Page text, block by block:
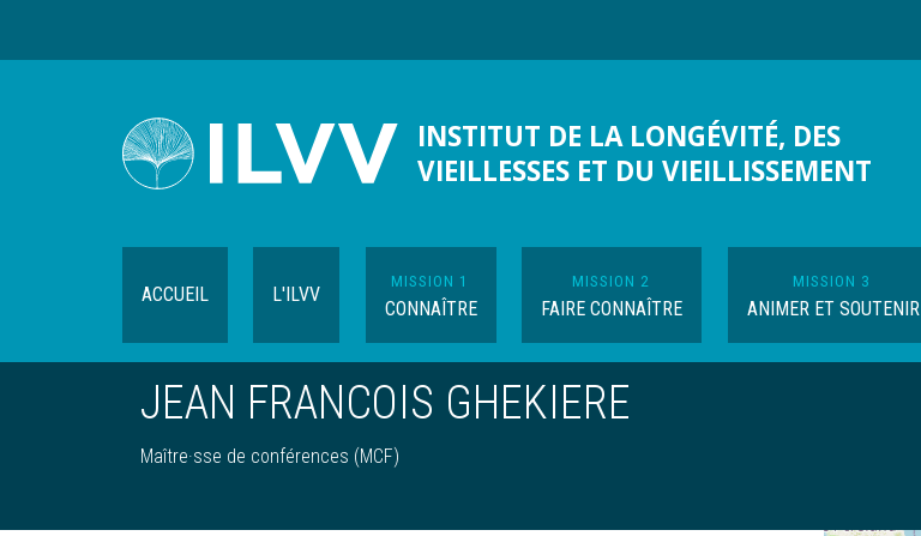
INSTITUT DE LA LONGÉVITÉ, DES
VIEILLESSES ET DU VIEILLISSEMENT
ACCUEIL L'ILVV
MISSION 1
CONNAÎTRE
MISSION 2
FAIRE CONNAÎTRE
MISSION 3
ANIMER ET SOUTENIR
JEAN FRANCOIS GHEKIERE
Maître·sse de conférences (MCF)